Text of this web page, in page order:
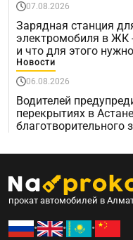
07.08.2026
Зарядная станция
электромобиля в ЖК
и что для этого нужно
Новости
06.08.2026
Водителей
перекрытиях в
благотворительного
прокат автомобилей в
• • •